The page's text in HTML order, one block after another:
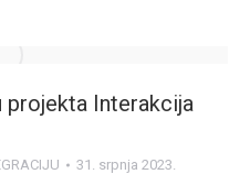
projekta Interakcija
31. srpnja 2023.